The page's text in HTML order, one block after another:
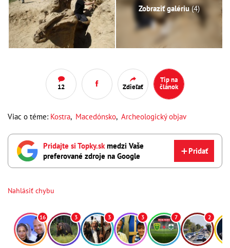
Zobraziť galériu(4)
12 Zdieľať
Tip na
článok
Viac o téme: Kostra, Macedónsko, Archeologický objav
Pridajte si Topky.sk medzi Vaše
preferované zdroje na Google
Pridať
Nahlásiť chybu
16 3 3 3 7 2